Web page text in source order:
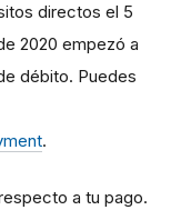
directos el 5
2020 empezó a
débito. Puedes
.
a tu pago.